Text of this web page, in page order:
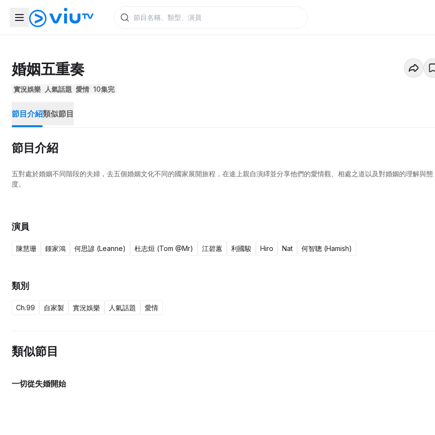
婚姻五重奏
實況娛樂 人氣話題 愛情 10集完
節目介紹類似節目
節目介紹
五對處於婚姻不同階段的夫婦，去五個婚姻文化不同的國家展開旅程，在途上親自演繹並分享他們的愛情觀、相處之道以及對婚姻的理解與態
度。
演員
陳慧珊 鍾家鴻 何思諺 (Leanne) 杜志烜 (Tom @Mr) 江碧蕙 利國駿 Hiro Nat 何智聰 (Hamish)
類別
Ch.99 自家製 實況娛樂 人氣話題 愛情
類似節目
一切從失婚開始